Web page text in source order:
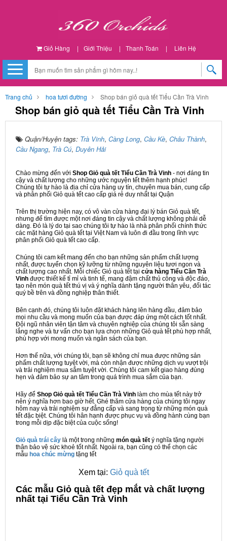
Giỏ Hàng | Giới Thiệu | Thanh Toán | Liên Hệ
Trang chủ hoa tươi đường Shop bán giỏ quà tết Tiểu Cần Trà Vinh
Shop bán giỏ quà tết Tiểu Cần Trà Vinh
Quận/Huyện tags: Trà Vinh, Càng Long, Cầu Kè, Châu Thành,
Cầu Ngang, Trà Cú, Duyên Hải
Chào mừng đến với Shop Giỏ quà tết Tiểu Cần Trà Vinh - nơi đáng tin
cậy và chất lượng cho những ước nguyện tết thêm hạnh phúc!
Chúng tôi tự hào là địa chỉ cửa hàng uy tín, chuyên mua bán, cung cấp
và phân phối Giỏ quà tết cao cấp giá rẻ duy nhất tại Quận
Trên thị trường hiện nay, có vô vàn cửa hàng đại lý bán Giỏ quà tết,
nhưng để tìm được một nơi đáng tin cậy và chất lượng không phải dễ
dàng. Đó là lý do tại sao chúng tôi tự hào là nhà phân phối chính thức
các mặt hàng Giỏ quà tết tại Việt Nam và luôn đi đầu trong lĩnh vực
phân phối Giỏ quà tết cao cấp.
Chúng tôi cam kết mang đến cho bạn những sản phẩm chất lượng
nhất, được tuyển chọn kỹ lưỡng từ những nguyên liệu tươi ngon và
chất lượng cao nhất. Mỗi chiếc Giỏ quà tết tại cửa hàng Tiểu Cần Trà
Vinh được thiết kế tỉ mỉ và tinh tế, mang đậm chất thủ công và độc đáo,
tạo nên món quà tết thú vị và ý nghĩa dành tặng người thân yêu, đối tác
quý bề trên và đồng nghiệp thân thiết.
Bên cạnh đó, chúng tôi luôn đặt khách hàng lên hàng đầu, đảm bảo
mọi nhu cầu và mong muốn của bạn được đáp ứng một cách tốt nhất.
Đội ngũ nhân viên tận tâm và chuyên nghiệp của chúng tôi sẵn sàng
lắng nghe và tư vấn cho bạn lựa chọn những Giỏ quà tết phù hợp nhất,
phù hợp với mong muốn và ngân sách của bạn.
Hơn thế nữa, với chúng tôi, bạn sẽ không chỉ mua được những sản
phẩm chất lượng tuyệt vời, mà còn nhận được những dịch vụ vượt trội
và trải nghiệm mua sắm tuyệt vời. Chúng tôi cam kết giao hàng đúng
hẹn và đảm bảo sự an tâm trong quá trình mua sắm của bạn.
Hãy để Shop Giỏ quà tết Tiểu Cần Trà Vinh làm cho mùa tết này trở
nên ý nghĩa hơn bao giờ hết. Ghé thăm cửa hàng của chúng tôi ngay
hôm nay và trải nghiệm sự đẳng cấp và sang trọng từ những món quà
tết đặc biệt. Chúng tôi hân hạnh được phục vụ và đồng hành cùng bạn
trong mỗi dịp đặc biệt của cuộc sống!
Giỏ quà trái cây là một trong những món quà tết ý nghĩa tặng người
thân bảo vệ sức khoẻ tốt nhất. Ngoài ra, bạn cũng có thể chọn các
mẫu hoa chúc mừng tặng tết
Xem tại: Giỏ quà tết
Các mẫu Giỏ quà tết đẹp mắt và chất lượng
nhất tại Tiểu Cần Trà Vinh